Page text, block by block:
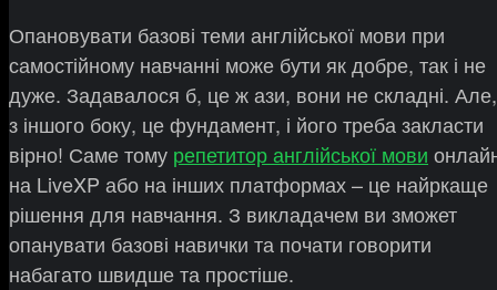
Опановувати базові теми англійської мови при
самостійному навчанні може бути як добре, так і не
дуже. Задавалося б, це ж ази, вони не складні. Але,
з іншого боку, це фундамент, і його треба закласти
вірно! Саме тому репетитор англійської мови
на LiveXP або на інших платформах – це найркаще
рішення для навчання. З викладачем ви зможет
опанувати базові навички та почати говорити
набагато швидше та простіше.